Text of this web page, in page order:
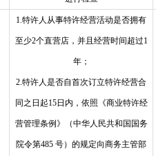
1.特许人从事特许经营活动是否拥有
至少2个直营店，并且经营时间超过1
年；
2.特许人是否自首次订立特许经营合
同之日起15日内，依照《商业特许经
营管理条例》（中华人民共和国国务
院令第485 号）的规定向商务主管部